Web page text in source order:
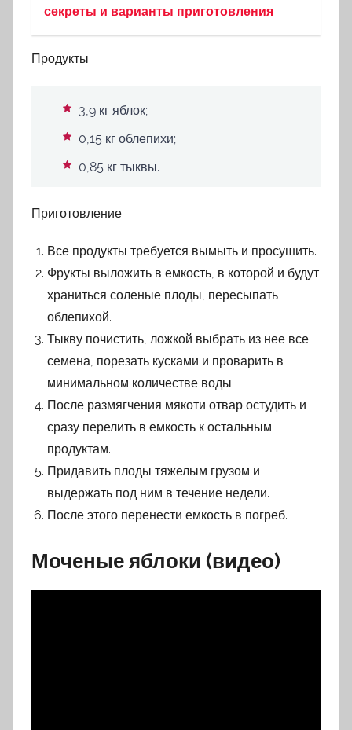
секреты и варианты приготовления
Продукты:
3,9 кг яблок;
0,15 кг облепихи;
0,85 кг тыквы.
Приготовление:
Все продукты требуется вымыть и просушить.
Фрукты выложить в емкость, в которой и будут
храниться соленые плоды, пересыпать
облепихой.
Тыкву почистить, ложкой выбрать из нее все
семена, порезать кусками и проварить в
минимальном количестве воды.
После размягчения мякоти отвар остудить и
сразу перелить в емкость к остальным
продуктам.
Придавить плоды тяжелым грузом и
выдержать под ним в течение недели.
После этого перенести емкость в погреб.
Моченые яблоки (видео)